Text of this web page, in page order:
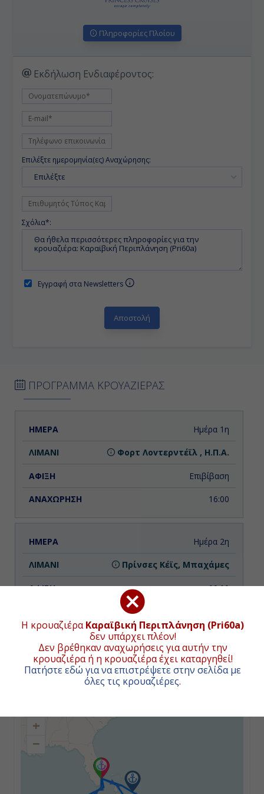
Η κρουαζιέραΚαραϊβική Περιπλάνηση (Pri60a)
δεν υπάρχει πλέον!
Δεν βρέθηκαν αναχωρήσεις για αυτήν την
κρουαζιέρα ή η κρουαζιέρα έχει καταργηθεί!
Πατήστε εδώ για να επιστρέψετε στην σελίδα με
όλες τις κρουαζιέρες.
Πληροφορίες Πλοίου
Εκδήλωση Ενδιαφέροντος:
Επιλέξτε ημερομηνία(ες) Αναχώρησης:
Επιλέξτε
Σχόλια*:
Εγγραφή στα Newsletters
ΠΡΟΓΡΑΜΜΑ ΚΡΟΥΑΖΙΕΡΑΣ
ΗΜΕΡΑ ΑΝΑΧΩΡΗΣΗ
Ημέρα 1η
Φορτ Λοvτερντέϊλ , Η.Π.Α.
Επιβίβαση
16:00
Ημέρα 2η
Πρίνσες Κέϊς, Μπαχάμες
09:00
Ημέρα 3η
Εν Πλω
Σαιντ Τόμας, Αμερικανικές
ΧΑΡΤΗΣ ΚΡΟΥΑΖΙΕΡΑΣ
+
−